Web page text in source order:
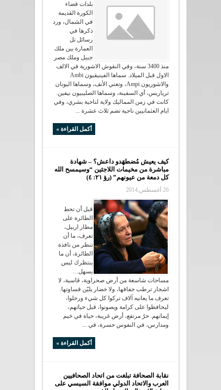
بلدات قضاء
الكورة القديمة
في الشمال، ورد
ذكرها في
رسائل تل
العمارة بين ملك
جبيل وملك مصر
منذ 3400 سنة، وفي النقوش الاشورية في الالف
الاول قبل الميلاد. سماها الفينيقيون Ambi
والاشوريون Ampi، وتعني الأنف، وسماها اليونان
ترياريس، أي السفينة، وسماها الصليبيون نيفين.
كانت في زمن المماليك ولاية لناحية بشري، وفي
ايام العثمانيين ناحية تضم ثلاث عشرة ...
أكمل القراءة »
كيف يعيش مُضطهَدو داعش؟ – شهادة
مباشرة من مخيمات اللاجئين “وسيمسح الله
كل دمعة من عيونهم” (رؤ ٢١: ٤)
26 أغسطس,2014
قبل أن تحط
الطائرة على
مطار اربيل،
تعرف، ما أن
تنظر من نافذة
الطائرة، أن ما
ينتظرك ليس
بسهل…
مساحات شاسعة من أرض صحراوية، قاسية، لا
اشجار ترطب جفافها، ولا خضار يليّن قساوتها.
تعرف ما يعانيه آلاف تركوا كل شيء ورحلوا،
ليحافظوا على كرامة ويصونوا، قبل حياتهم،
إيمانهم. حرّ مرتفع، أرض غريبة، حياة في خيم
ومدارس، في النفوس حسرة، في ...
أكمل القراءة »
نقابة الصحافة تبلغت من اتحاد الصحافيين
العرب والاتحاد الدولي موافقة السيسي على